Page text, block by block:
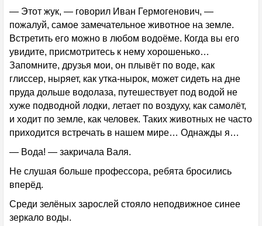
— Этот жук, — говорил Иван Гермогенович, —
пожалуй, самое замечательное животное на земле.
Встретить его можно в любом водоёме. Когда вы его
увидите, присмотритесь к нему хорошенько…
Запомните, друзья мои, он плывёт по воде, как
глиссер, ныряет, как утка-нырок, может сидеть на дне
пруда дольше водолаза, путешествует под водой не
хуже подводной лодки, летает по воздуху, как самолёт,
и ходит по земле, как человек. Таких животных не часто
приходится встречать в нашем мире… Однажды я…
— Вода! — закричала Валя.
Не слушая больше профессора, ребята бросились
вперёд.
Среди зелёных зарослей стояло неподвижное синее
зеркало воды.